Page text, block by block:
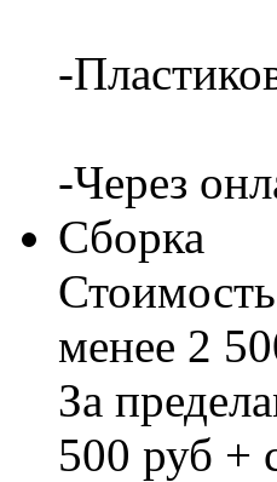
-
-Через
Сборка
менее 2
За
500 руб +